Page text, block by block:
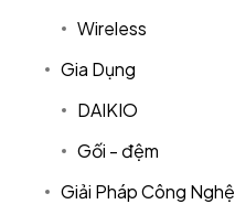
Wireless
Gia Dụng
DAIKIO
Gối - đệm
Giải Pháp Công Nghệ